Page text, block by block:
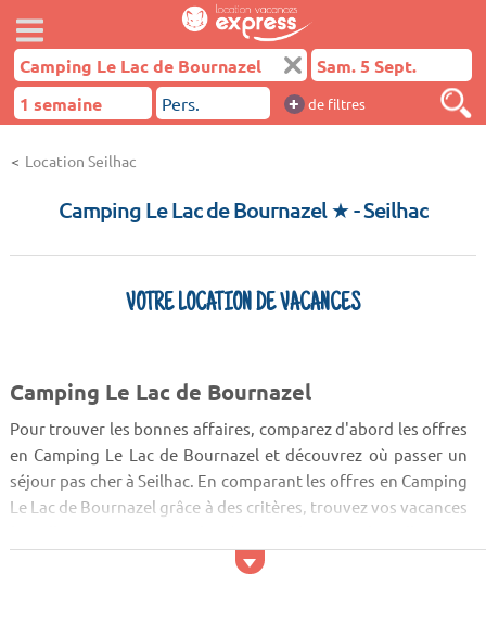
+ de filtres
Location Seilhac
Camping Le Lac de Bournazel ★- Seilhac
VOTRE LOCATION DE VACANCES
Camping Le Lac de Bournazel
Pour trouver les bonnes affaires, comparez d'abord les offres
en Camping Le Lac de Bournazel et découvrez où passer un
séjour pas cher à Seilhac. En comparant les offres en Camping
Le Lac de Bournazel grâce à des critères, trouvez vos vacances
idéalement située pour vous permettre de découvrir tous les